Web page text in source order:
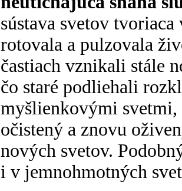
sústava svetov
rotovala a pulzovala
častiach vznikali stále
čo staré podliehali
myšlienkovými svetmi,
očistený a znovu
nových svetov.
i v jemnohmotných